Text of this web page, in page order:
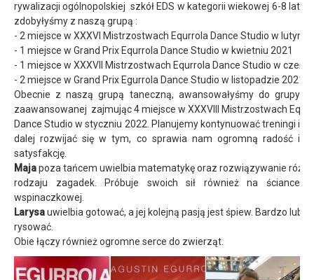
rywalizacji ogólnopolskiej szkół EDS w kategorii wiekowej 6-8 lat
zdobyłyśmy z naszą grupą :
- 2 miejsce w XXXVI Mistrzostwach Equrrola Dance Studio w lutym
- 1 miejsce w Grand Prix Equrrola Dance Studio w kwietniu 2021
- 1 miejsce w XXXVII Mistrzostwach Equrrola Dance Studio w
- 2 miejsce w Grand Prix Egurrola Dance Studio w listopadzie 2021
Obecnie z naszą grupą taneczną, awansowałyśmy do grupy
zaawansowanej zajmując 4 miejsce w XXXVIII Mistrzostwach
Dance Studio w styczniu 2022. Planujemy kontynuować treningi i
dalej rozwijać się w tym, co sprawia nam ogromną radość i
satysfakcję.
Majapoza tańcem uwielbia matematykę oraz rozwiązywanie
rodzaju zagadek. Próbuje swoich sił również na ściance
wspinaczkowej.
Larysauwielbia gotować, a jej kolejną pasją jest śpiew. Bardzo lubi
rysować.
Obie łączy również ogromne serce do zwierząt.